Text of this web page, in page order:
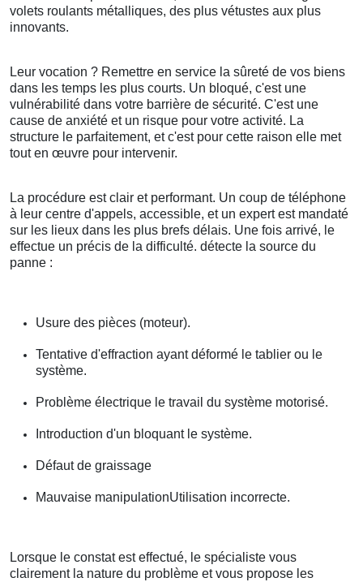
volets roulants métalliques, des plus vétustes aux plus
innovants.
Leur vocation ? Remettre en service la sûreté de vos biens
dans les temps les plus courts. Un bloqué, c'est une
vulnérabilité dans votre barrière de sécurité. C'est une
cause de anxiété et un risque pour votre activité. La
structure le parfaitement, et c'est pour cette raison elle met
tout en œuvre pour intervenir.
La procédure est clair et performant. Un coup de téléphone
à leur centre d'appels, accessible, et un expert est mandaté
sur les lieux dans les plus brefs délais. Une fois arrivé, le
effectue un précis de la difficulté. détecte la source du
panne :
Usure des pièces (moteur).
Tentative d'effraction ayant déformé le tablier ou le
système.
Problème électrique le travail du système motorisé.
Introduction d'un bloquant le système.
Défaut de graissage
Mauvaise manipulationUtilisation incorrecte.
Lorsque le constat est effectué, le spécialiste vous
clairement la nature du problème et vous propose les